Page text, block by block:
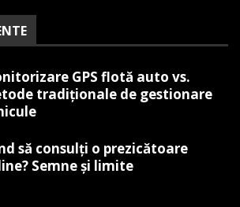
GPS flotă auto vs.
tradiționale de gestionare
să consulți o prezicătoare
Semne și limite